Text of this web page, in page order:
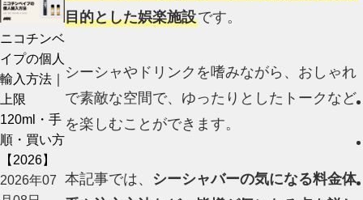
ニコチンベ
イプの個人
輸入方法｜
上限
120ml・手
順・買い方
【2026】
2026年07
目的とした娯楽施設です。
シーシャやドリンクを嗜みながら、おしゃれ
で素敵な空間で、ゆったりとしたトークなど
を楽しむことができます。
本記事では、 シーシャバーの気になる料金体